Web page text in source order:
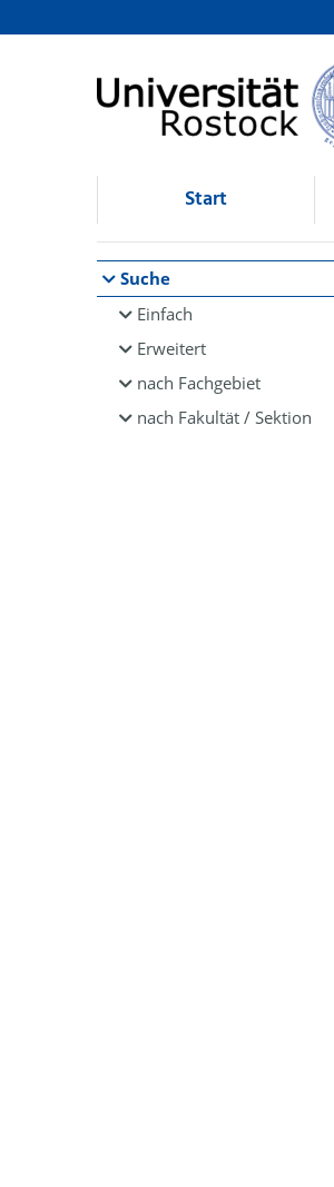
Browsen
direkt zum Inhalt
Start
Suche
Einfach
Erweitert
nach Fachgebiet
nach Fakultät / Sektion